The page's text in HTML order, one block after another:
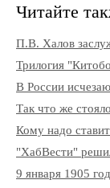
Читайте
П.В. Халов
Трилогия
В России
Так что же
Кому надо
"ХабВести"
9 января 1905